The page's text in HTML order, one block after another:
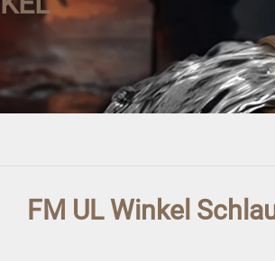
FM UL Winkel